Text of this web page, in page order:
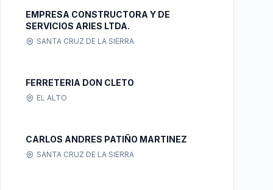
EMPRESA CONSTRUCTORA Y DE
SERVICIOS ARIES LTDA.
SANTA CRUZ DE LA SIERRA
FERRETERIA DON CLETO
EL ALTO
CARLOS ANDRES PATIÑO MARTINEZ
SANTA CRUZ DE LA SIERRA